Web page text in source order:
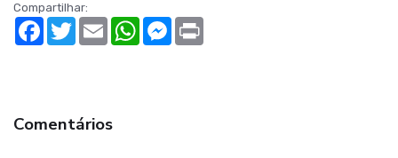
Compartilhar:
Facebook
TwitterEmail WhatsAppMessenger
Comentários